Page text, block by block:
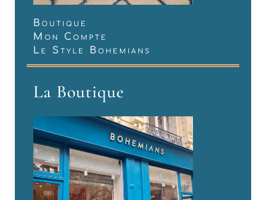
Boutique
Mon Compte
Le Style Bohemians
La Boutique